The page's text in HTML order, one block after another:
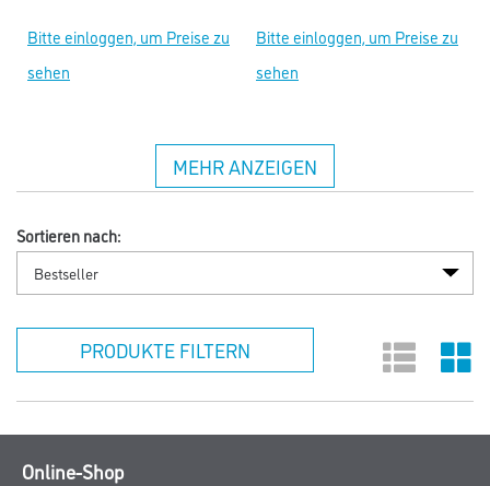
Bitte einloggen, um Preise zu
sehen
Bitte einloggen, um Preise zu
sehen
MEHR ANZEIGEN
Sortieren nach:
PRODUKTE FILTERN
Online-Shop